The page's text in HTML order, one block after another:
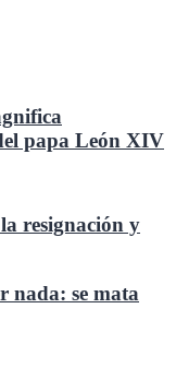
papa León XIV
resignación y
nada: se mata